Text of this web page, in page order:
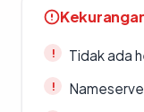
Tidak ada